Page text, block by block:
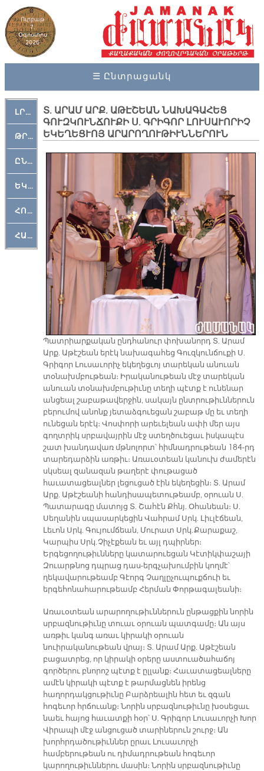
Ուրբաթ
7,
Օգոստոս
2026
☰ Ընտրացանկ
ԼՐԱՀՈՍ
ԹՐՔԱՀԱՅ ԿԵԱՆՔ
ԸՆԿԵՐԱՄՇԱԿՈՒԹԱՅԻՆ
ԵԿԵՂԵՑԱԿԱՆ
ՀՈԳԵՄՏԱՒՈՐ
ՀԱՐԹԱԿ
Տ. ԱՐԱՄ ԱՐՔ. ԱԹԷՇԵԱՆ ՆԱԽԱԳԱՀԵՑ
ԳՈՒԶԿՈՒՆՃՈՒՔԻ Ս. ԳՐԻԳՈՐ ԼՈՒՍԱՒՈՐԻՉ
ԵԿԵՂԵՑՒՈՅ ԱՐԱՐՈՂՈՒԹԻՒՆՆԵՐՈՒՆ
Պատրիարքական ընդհանուր փոխանորդ Տ. Արամ
Արք. Աթէշեան երէկ նախագահեց Գուզկունճուքի Ս.
Գրիգոր Լուսաւորիչ եկեղեցւոյ տարեկան անուան
տօնախմբութեան։ Իրականութեան մէջ տարեկան
անուան տօնախմբութիւնը տեղի պէտք է ունենար
անցեալ շաբաթավերջին, սակայն ընտրութիւններուն
բերումով անոնք յետաձգուեցան շաբաթ մը եւ տեղի
ունեցան երէկ։ Վոսփորի արեւելեան ափի մեր այս
գողտրիկ սրբավայրին մէջ ստեղծուեցաւ իսկապէս
շատ խանդավառ մթնոլորտ՝ հիմնադրութեան 184-րդ
տարեդարձին առթիւ։ Առաւօտեան կանուխ ժամերէն
սկսեալ զանազան թաղերէ փութացած
հաւատացեալներ լեցուցած էին եկեղեցին։ Տ. Արամ
Արք. Աթէշեանի հանդիսապետութեամբ, օրուան Ս.
Պատարագը մատոյց Տ. Շահէն Քհնյ. Օհանեան։ Ս.
Սեղանին սպասարկեցին Վահրամ Սրկ. Լիւլէճեան,
Լեւոն Սրկ. Գույումճեան, Մուրատ Սրկ. Քարաքաշ,
Կարպիս Սրկ. Չիչէքեան եւ այլ դպիրներ։
Երգեցողութիւնները կատարուեցան Կէտիկփաշայի
Զուարթնոց դպրաց դաս-երգչախումբին կողմէ՝
ղեկավարութեամբ Գէորգ Չաղլըչուպուքճուի եւ
երգեհոնահարութեամբ Հերման Փորթագալեանի։
Առաւօտեան արարողութիւններուն ընթացքին նորին
սրբազնութիւնը տուաւ օրուան պատգամը։ Ան այս
առթիւ կանգ առաւ կիրակի օրուան
նուիրականութեան վրայ։ Տ. Արամ Արք. Աթէշեան
բացատրեց, որ կիրակի օրերը աստուածահաճոյ
գործերու բնորոշ պէտք է ըլլանք։ Հաւատացեալները
ամէն կիրակի պէտք է թարմացնեն իրենց
հաղորդակցութիւնը Բարձրեալին հետ եւ զգան
հոգեւոր հրճուանք։ Նորին սրբազնութիւնը խօսեցաւ
նաեւ հայոց հաւատքի հօր՝ Ս. Գրիգոր Լուսաւորչի Խոր
Վիրապի մէջ անցուցած տարիներուն շուրջ։ Ան
խորհրդածութիւններ ըրաւ Լուսաւորչի
համբերութեան ու դիմադրութեան հոգեւոր
կարողութիւններու մասին։ Նորին սրբազնութիւնը